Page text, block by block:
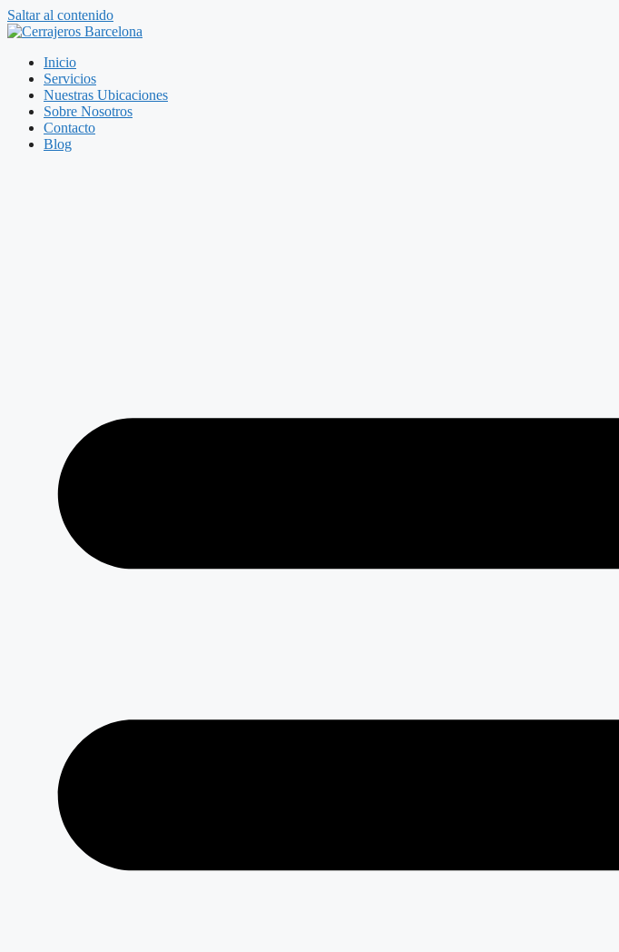
Saltar al contenido
Inicio
Servicios
Nuestras Ubicaciones
Sobre Nosotros
Contacto
Blog